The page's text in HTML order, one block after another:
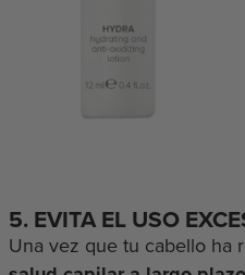
5. EVITA EL USO
Una vez que tu cabello ha